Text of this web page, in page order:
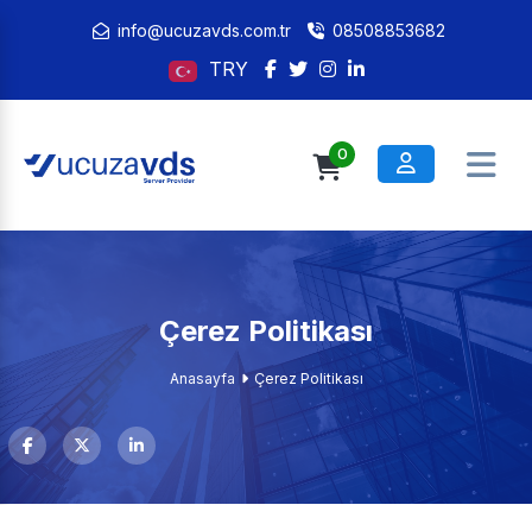
info@ucuzavds.com.tr 08508853682
TRY
0
Çerez Politikası
Anasayfa Çerez Politikası